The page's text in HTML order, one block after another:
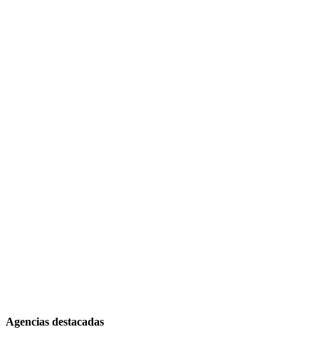
Agencias destacadas